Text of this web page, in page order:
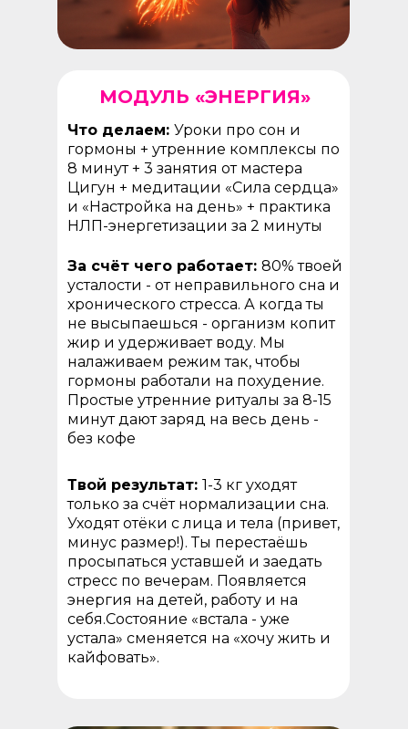
МОДУЛЬ «ЭНЕРГИЯ»
Твой результат: 1-3 кг уходят
только за счёт нормализации сна.
Уходят отёки с лица и тела (привет,
минус размер!). Ты перестаёшь
просыпаться уставшей и заедать
стресс по вечерам. Появляется
энергия на детей, работу и на
себя.Состояние «встала - уже
устала» сменяется на «хочу жить и
кайфовать».
Что делаем: Уроки про сон и
гормоны + утренние комплексы по
8 минут + 3 занятия от мастера
Цигун + медитации «Сила сердца»
и «Настройка на день» + практика
НЛП-энергетизации за 2 минуты
За счёт чего работает: 80% твоей
усталости - от неправильного сна и
хронического стресса. А когда ты
не высыпаешься - организм копит
жир и удерживает воду. Мы
налаживаем режим так, чтобы
гормоны работали на похудение.
Простые утренние ритуалы за 8-15
минут дают заряд на весь день -
без кофе